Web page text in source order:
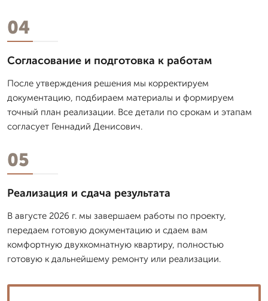
04
Согласование и подготовка к работам
После утверждения решения мы корректируем
документацию, подбираем материалы и формируем
точный план реализации. Все детали по срокам и этапам
согласует Геннадий Денисович.
05
Реализация и сдача результата
В августе 2026 г. мы завершаем работы по проекту,
передаем готовую документацию и сдаем вам
комфортную двухкомнатную квартиру, полностью
готовую к дальнейшему ремонту или реализации.